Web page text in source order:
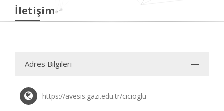
İletişim
Adres Bilgileri
https://avesis.gazi.edu.tr/cicioglu